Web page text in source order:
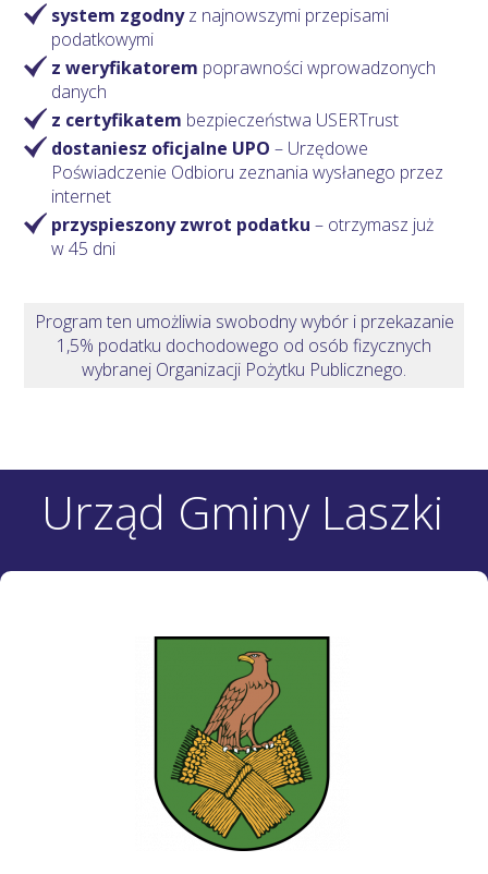
system zgodnyz najnowszymi przepisami
podatkowymi
z weryfikatorem poprawności wprowadzonych
danych
z certyfikatem bezpieczeństwa USERTrust
dostaniesz oficjalne UPO – Urzędowe
Poświadczenie Odbioru zeznania wysłanego przez
internet
przyspieszony zwrot podatku – otrzymasz już
w 45 dni
Program ten umożliwia swobodny wybór i przekazanie
1,5% podatku dochodowego od osób fizycznych
wybranej Organizacji Pożytku Publicznego.
Urząd Gminy Laszki